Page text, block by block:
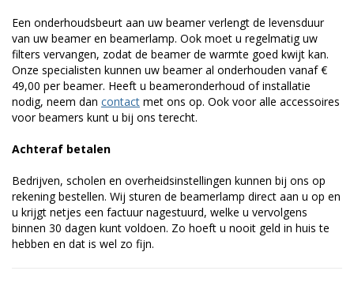
Een onderhoudsbeurt aan uw beamer verlengt de levensduur
van uw beamer en beamerlamp. Ook moet u regelmatig uw
filters vervangen, zodat de beamer de warmte goed kwijt kan.
Onze specialisten kunnen uw beamer al onderhouden vanaf €
49,00 per beamer. Heeft u beameronderhoud of installatie
nodig, neem dan contact met ons op. Ook voor alle accessoires
voor beamers kunt u bij ons terecht.
Achteraf betalen
Bedrijven, scholen en overheidsinstellingen kunnen bij ons op
rekening bestellen. Wij sturen de beamerlamp direct aan u op en
u krijgt netjes een factuur nagestuurd, welke u vervolgens
binnen 30 dagen kunt voldoen. Zo hoeft u nooit geld in huis te
hebben en dat is wel zo fijn.